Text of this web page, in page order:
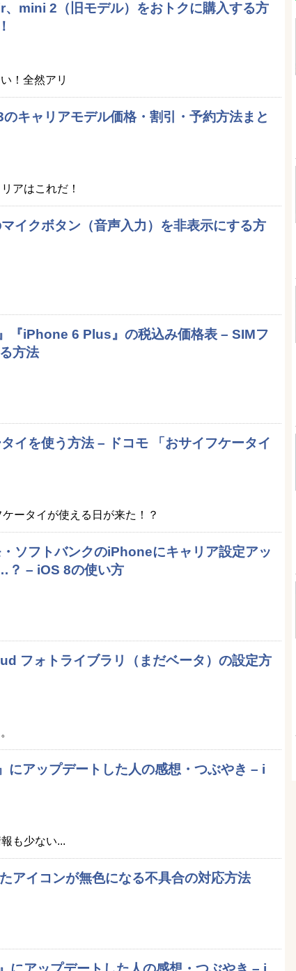
、mini 2（旧モデル）をおトクに購入する方
！全然アリ
キャリアモデル価格・割引・予約方法まと
アはこれだ！
イクボタン（音声入力）を非表示にする方
『iPhone 6 Plus』の税込み価格表 – SIMフ
方法
イを使う方法 – ドコモ 「おサイフケータイ
ータイが使える日が来た！？
ソフトバンクのiPhoneにキャリア設定アッ
？ – iOS 8の使い方
フォトライブラリ（まだベータ）の設定方
アップデートした人の感想・つぶやき – i
も少ない...
アイコンが無色になる不具合の対応方法